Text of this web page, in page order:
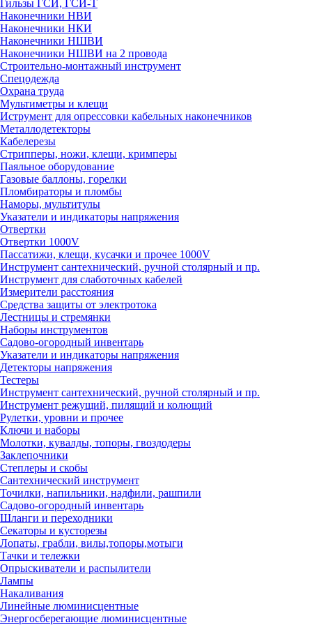
Гильзы ГСИ, ГСИ-Т
Наконечники НВИ
Наконечники НКИ
Наконечники НШВИ
Наконечники НШВИ на 2 провода
Строительно-монтажный инструмент
Спецодежда
Охрана труда
Мультиметры и клещи
Иструмент для опрессовки кабельных наконечников
Металлодетекторы
Кабелерезы
Стрипперы, ножи, клещи, кримперы
Паяльное оборудование
Газовые баллоны, горелки
Пломбираторы и пломбы
Наморы, мультитулы
Указатели и индикаторы напряжения
Отвертки
Отвертки 1000V
Пассатижи, клещи, кусачки и прочее 1000V
Инструмент сантехнический, ручной столярный и пр.
Инструмент для слаботочных кабелей
Измерители расстояния
Средства защиты от электротока
Лестницы и стремянки
Наборы инструментов
Садово-огородный инвентарь
Указатели и индикаторы напряжения
Детекторы напряжения
Тестеры
Инструмент сантехнический, ручной столярный и пр.
Инструмент режущий, пилящий и колющий
Рулетки, уровни и прочее
Ключи и наборы
Молотки, кувалды, топоры, гвоздодеры
Заклепочники
Степлеры и скобы
Сантехнический инструмент
Точилки, напильники, надфили, рашпили
Садово-огородный инвентарь
Шланги и переходники
Секаторы и кусторезы
Лопаты, грабли, вилы,топоры,мотыги
Тачки и тележки
Опрыскиватели и распылители
Лампы
Накаливания
Линейные люминисцентные
Энергосберегающие люминисцентные